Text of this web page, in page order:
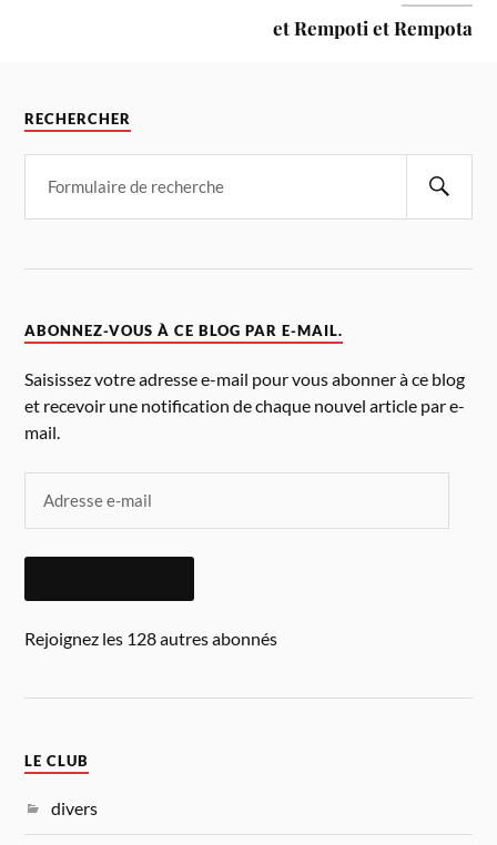
et Rempoti et Rempota
RECHERCHER
ABONNEZ-VOUS À CE BLOG PAR E-MAIL.
Saisissez votre adresse e-mail pour vous abonner à ce blog
et recevoir une notification de chaque nouvel article par e-
mail.
Rejoignez les 128 autres abonnés
LE CLUB
divers